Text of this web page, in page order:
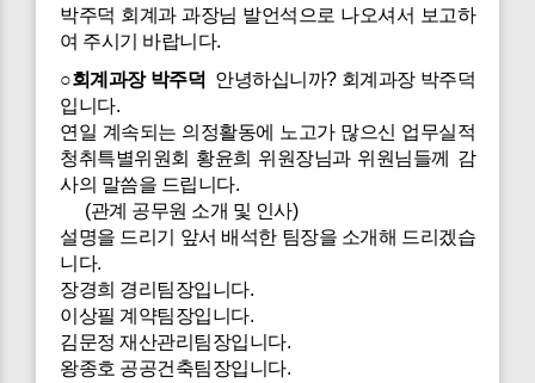
박주덕 회계과 과장님 발언석으로 나오셔서 보고하
여 주시기 바랍니다.
○회계과장 박주덕 안녕하십니까? 회계과장 박주덕
입니다.
연일 계속되는 의정활동에 노고가 많으신 업무실적
청취특별위원회 황윤희 위원장님과 위원님들께 감
사의 말씀을 드립니다.
(관계 공무원 소개 및 인사)
설명을 드리기 앞서 배석한 팀장을 소개해 드리겠습
니다.
장경희 경리팀장입니다.
이상필 계약팀장입니다.
김문정 재산관리팀장입니다.
왕종호 공공건축팀장입니다.